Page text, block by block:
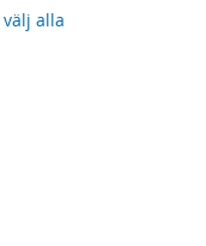
välj alla